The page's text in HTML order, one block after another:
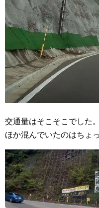
交通量はそこそこでした
ほか混んでいたのはちょ